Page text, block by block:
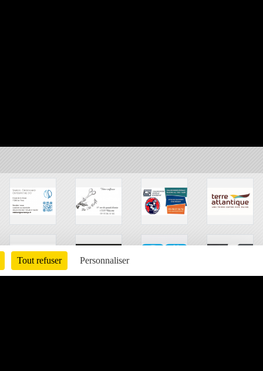
Tout refuser Personnaliser